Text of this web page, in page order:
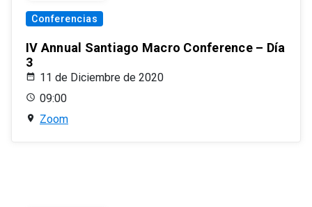
Conferencias
IV Annual Santiago Macro Conference – Día
3
11 de Diciembre de 2020
09:00
Zoom